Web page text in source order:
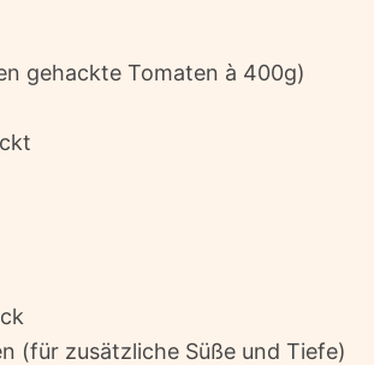
gehackte Tomaten à 400g)
(für zusätzliche Süße und Tiefe)